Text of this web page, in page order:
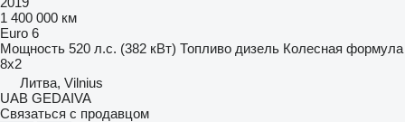
1 400 000 км
Euro 6
Мощность 520 л.с. (382 кВт) Топливо дизель Колесная формула
8x2
Литва, Vilnius
UAB GEDAIVA
Связаться с продавцом